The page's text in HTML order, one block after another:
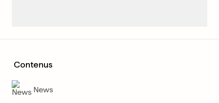
Contenus
News